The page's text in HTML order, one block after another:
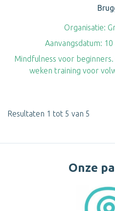
Organisatie:
Aanvangsdatum:
Mindfulness voor
weken training voor
Resultaten 1 tot 5 van 5
Onze